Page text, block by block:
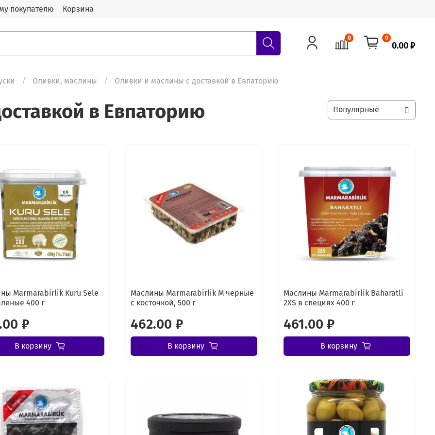
покупателю Корзина
0 0
0.00 ₽
Оливки, маслины Оливки и маслины с доставкой в Евпаторию
в Евпаторию
Marmarabirlik Kuru Sele
400 г
₽
В корзину
Маслины Marmarabirlik М черные
с косточкой, 500 г
462.00 ₽
В корзину
Маслины Marmarabirlik Baharatli
2XS в специях 400 г
461.00 ₽
В корзину